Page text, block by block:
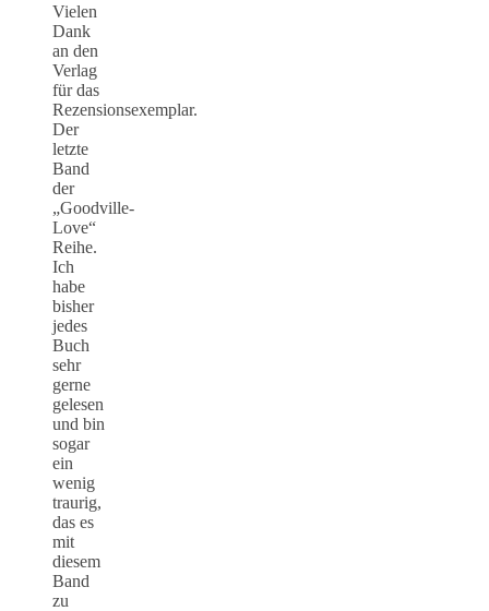
Vielen
Dank
an den
Verlag
für das
Rezensionsexemplar.
Der
letzte
Band
der
„Goodville-
Love“
Reihe.
Ich
habe
bisher
jedes
Buch
sehr
gerne
gelesen
und bin
sogar
ein
wenig
traurig,
das es
mit
diesem
Band
zu